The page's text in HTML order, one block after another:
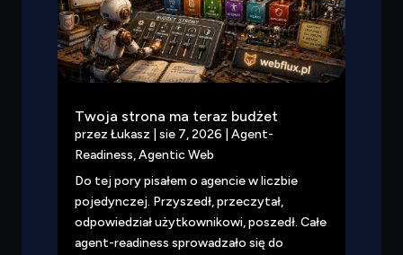
Twoja strona ma teraz budżet
przez Łukasz sie 7, 2026
Agent-
Readiness,Agentic Web
Do tej pory pisałem o agencie w liczbie
pojedynczej. Przyszedł, przeczytał,
odpowiedział użytkownikowi, poszedł. Całe
agent-readiness sprowadzało się do